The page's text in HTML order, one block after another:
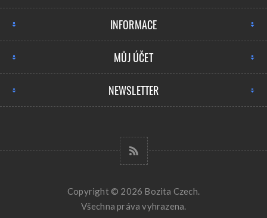
INFORMACE
MŮJ ÚČET
NEWSLETTER
Copyright © 2026 Bozita Czech.
Všechna práva vyhrazena.